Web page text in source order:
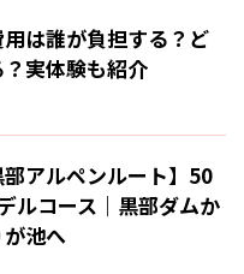
用は誰が負担する？ど
実体験も紹介
部アルペンルート】50
ルコース｜黒部ダムか
池へ